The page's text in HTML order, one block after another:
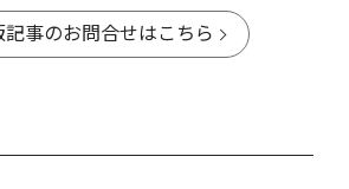
記事のお問合せはこちら